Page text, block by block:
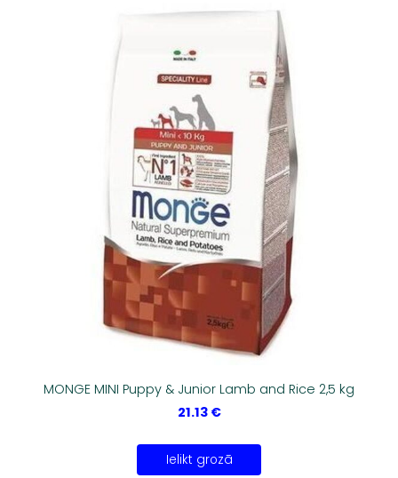
MONGE MINI Puppy & Junior Lamb and Rice 2,5 kg
21.13 €
Ielikt grozā